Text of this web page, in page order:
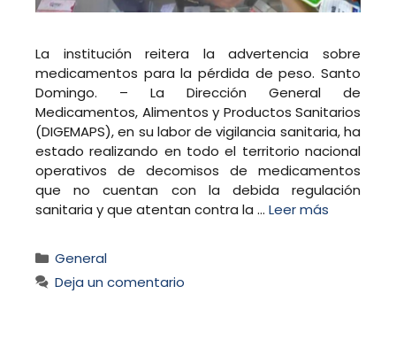
La institución reitera la advertencia sobre
medicamentos para la pérdida de peso. Santo
Domingo. – La Dirección General de
Medicamentos, Alimentos y Productos Sanitarios
(DIGEMAPS), en su labor de vigilancia sanitaria, ha
estado realizando en todo el territorio nacional
operativos de decomisos de medicamentos
que no cuentan con la debida regulación
sanitaria y que atentan contra la … Leer más
Categorías
General
Deja un comentario